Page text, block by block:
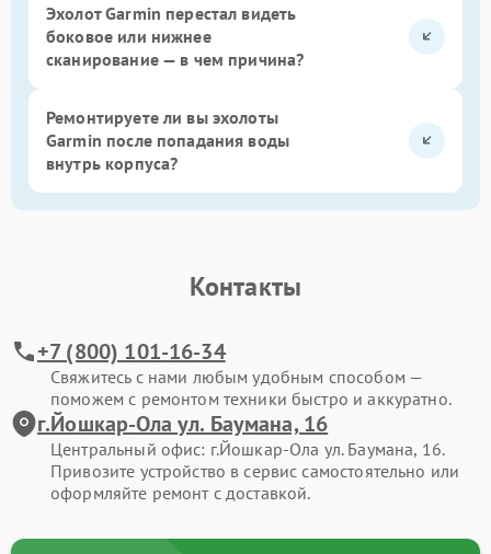
Эхолот Garmin перестал видеть
боковое или нижнее
сканирование — в чем причина?
Ремонтируете ли вы эхолоты
Garmin после попадания воды
внутрь корпуса?
Контакты
+7 (800) 101-16-34
Свяжитесь с нами любым удобным способом —
поможем с ремонтом техники быстро и аккуратно.
г.Йошкар-Ола ул. Баумана, 16
Центральный офис: г.Йошкар-Ола ул. Баумана, 16.
Привозите устройство в сервис самостоятельно или
оформляйте ремонт с доставкой.